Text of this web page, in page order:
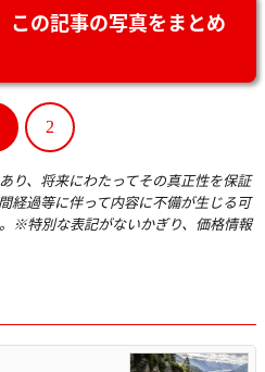
この記事の写真をまとめ
2
り、将来にわたってその真正性を保証
経過等に伴って内容に不備が生じる可
※特別な表記がないかぎり、価格情報